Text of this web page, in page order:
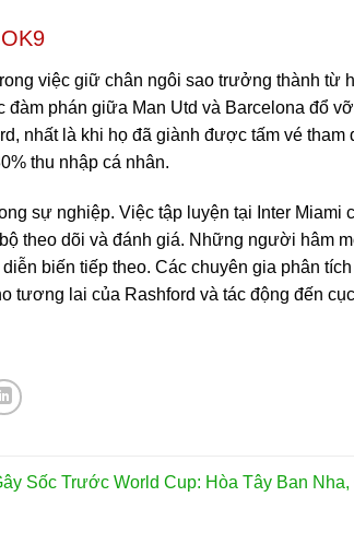
việc giữ chân ngôi sao trưởng thành từ
phán giữa Man Utd và Barcelona đổ
nhất là khi họ đã giành được tấm vé
thu nhập cá nhân.
sự nghiệp. Việc tập luyện tại Inter Miami
theo dõi và đánh giá. Những người hâm
biến tiếp theo. Các chuyên gia phân
tương lai của Rashford và tác động đến
Sốc Trước World Cup: Hòa Tây Ban